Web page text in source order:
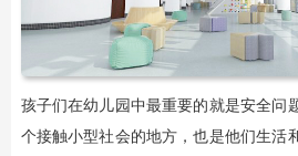
孩子们在幼儿园中最重要的就是安全问
个接触小型社会的地方，也是他们生活